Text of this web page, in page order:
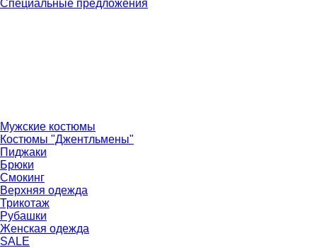
Специальные предложения
Мужские костюмы
Костюмы "Джентльмены"
Пиджаки
Брюки
Смокинг
Верхняя одежда
Трикотаж
Рубашки
Женская одежда
SALE